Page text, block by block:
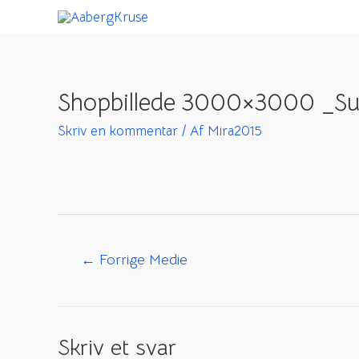
Shopbillede 3000×3000
Skriv en kommentar / Af Mira2015
Indlægsnavigation
← Forrige Medie
Skriv et svar